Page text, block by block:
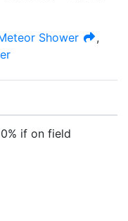
Shower
,
if on field